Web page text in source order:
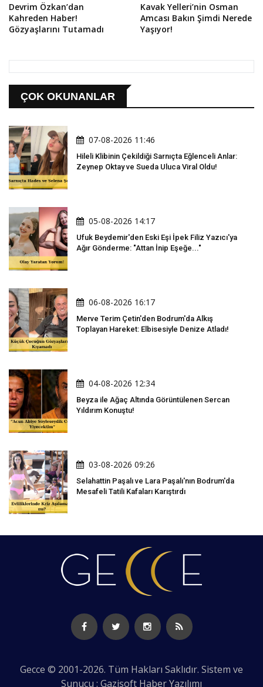
Devrim Özkan’dan
Kahreden Haber!
Gözyaşlarını Tutamadı
Kavak Yelleri’nin Osman
Amcası Bakın Şimdi Nerede
Yaşıyor!
ÇOK OKUNANLAR
07-08-2026 11:46
Hileli Klibinin Çekildiği Sarnıçta Eğlenceli Anlar:
Zeynep Oktay ve Sueda Uluca Viral Oldu!
05-08-2026 14:17
Ufuk Beydemir'den Eski Eşi İpek Filiz Yazıcı'ya
Ağır Gönderme: "Attan İnip Eşeğe..."
06-08-2026 16:17
Merve Terim Çetin'den Bodrum'da Alkış
Toplayan Hareket: Elbisesiyle Denize Atladı!
04-08-2026 12:34
Beyza ile Ağaç Altında Görüntülenen Sercan
Yıldırım Konuştu!
03-08-2026 09:26
Selahattin Paşalı ve Lara Paşalı'nın Bodrum'da
Mesafeli Tatili Kafaları Karıştırdı
Gecce © 2001-2026. Tüm Hakları Saklıdır. Sistem ve
Sunucu : Gazisoft Haber Yazılımı